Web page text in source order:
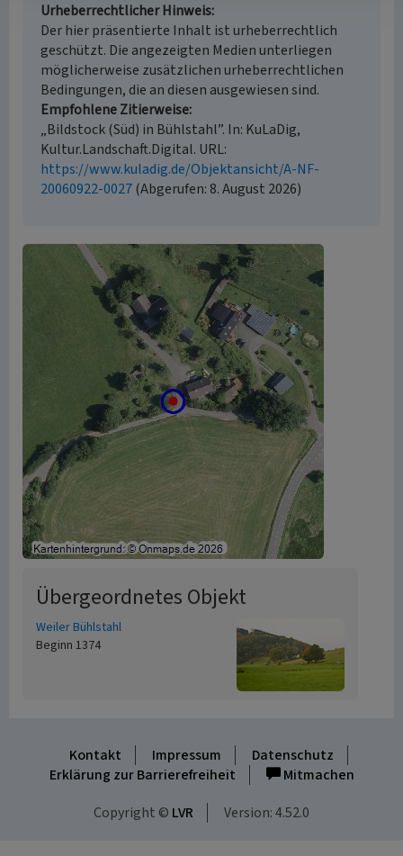
Urheberrechtlicher Hinweis
Der hier präsentierte Inhalt ist urheberrechtlich
geschützt. Die angezeigten Medien unterliegen
möglicherweise zusätzlichen urheberrechtlichen
Bedingungen, die an diesen ausgewiesen sind.
Empfohlene Zitierweise
„Bildstock (Süd) in Bühlstahl”. In: KuLaDig,
Kultur.Landschaft.Digital. URL:
https://www.kuladig.de/Objektansicht/A-NF-
20060922-0027(Abgerufen: 8. August 2026)
Übergeordnetes Objekt
Weiler Bühlstahl
Beginn 1374
Kontakt Impressum
Datenschutz
Erklärung zur Barrierefreiheit
Mitmachen
Copyright © LVR Version: 4.52.0